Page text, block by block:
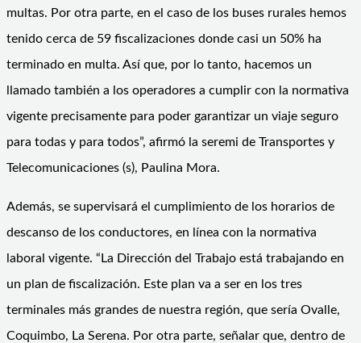
multas. Por otra parte, en el caso de los buses rurales hemos
tenido cerca de 59 fiscalizaciones donde casi un 50% ha
terminado en multa. Así que, por lo tanto, hacemos un
llamado también a los operadores a cumplir con la normativa
vigente precisamente para poder garantizar un viaje seguro
para todas y para todos”, afirmó la seremi de Transportes y
Telecomunicaciones (s), Paulina Mora.
Además, se supervisará el cumplimiento de los horarios de
descanso de los conductores, en línea con la normativa
laboral vigente. “La Dirección del Trabajo está trabajando en
un plan de fiscalización. Este plan va a ser en los tres
terminales más grandes de nuestra región, que sería Ovalle,
Coquimbo, La Serena. Por otra parte, señalar que, dentro de